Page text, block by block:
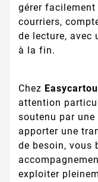
gérer
courriers,
de lecture, avec
à la fin.
Chez
attention
soutenu par une
apporter une
de besoin, vous
exploiter